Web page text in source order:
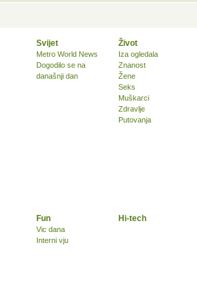
Svijet
Metro World News
Dogodilo se na
današnji dan
Život
Iza ogledala
Znanost
Žene
Seks
Muškarci
Zdravlje
Putovanja
Fun
Vic dana
Interni vju
Hi-tech